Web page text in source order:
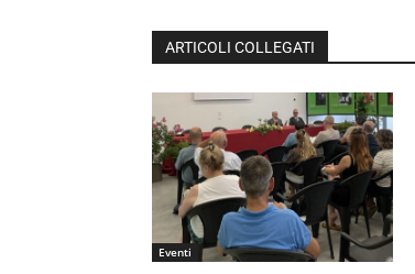
ARTICOLI COLLEGATI
Eventi